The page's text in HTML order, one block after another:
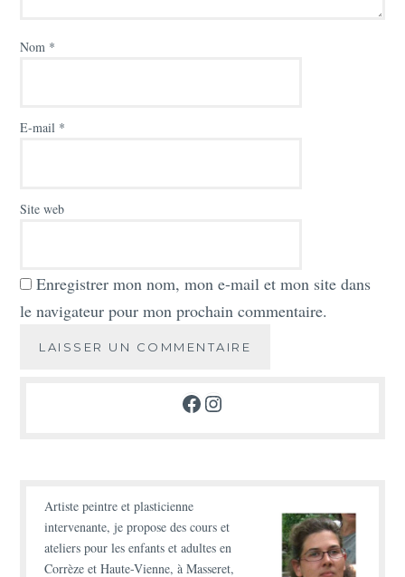
Nom *
E-mail *
Site web
Enregistrer mon nom, mon e-mail et mon site dans
le navigateur pour mon prochain commentaire.
Facebook
Instagram
Artiste peintre et plasticienne
intervenante, je propose descours et
ateliers pour les enfants et adultes en
Corrèze et Haute-Vienne, à Masseret,